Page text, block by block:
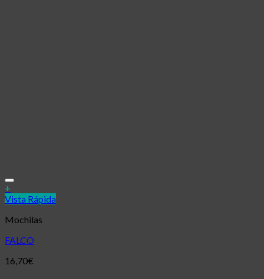
+
Vista Rápida
Mochilas
FALCO
16,70€